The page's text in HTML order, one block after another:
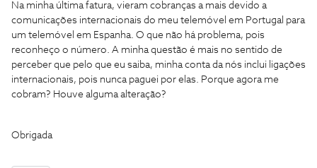
Na minha última fatura, vieram cobranças a mais devido a
comunicações internacionais do meu telemóvel em Portugal para
um telemóvel em Espanha. O que não há problema, pois
reconheço o número. A minha questão é mais no sentido de
perceber que pelo que eu saiba, minha conta da nós inclui ligações
internacionais, pois nunca paguei por elas. Porque agora me
cobram? Houve alguma alteração?
Obrigada